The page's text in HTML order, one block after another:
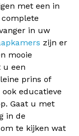
met een in
complete
in uw
zijn er
mooie
u een
prins of
educatieve
Gaat u met
in de
te kijken wat